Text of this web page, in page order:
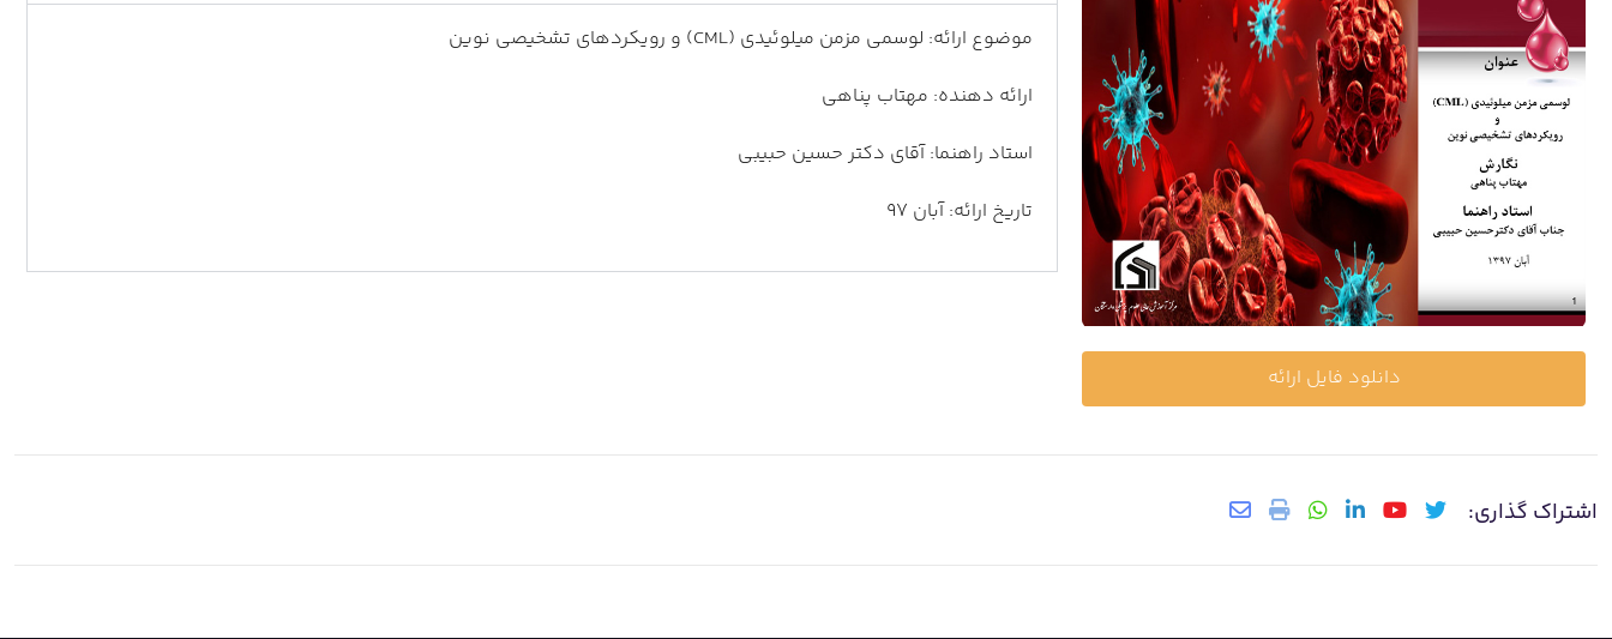
دانلود فایل ارائه
موضوع ارائه: لوسمی مزمن میلوئیدی (CML) و رویکردهای تشخیصی نوین
ارائه دهنده: مهتاب پناهی
استاد راهنما: آقای دکتر حسین حبیبی
تاریخ ارائه: آبان 97
اشتراک گذاری: